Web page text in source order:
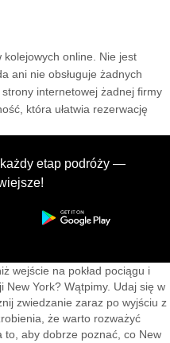
kolejowych online. Nie jest
ani nie obsługuje żadnych
internetowej żadnej firmy
która ułatwia rezerwację
etap podróży —
wejście na pokład pociągu i
New York? Wątpimy. Udaj się w
zwiedzanie zaraz po wyjściu z
że warto rozważyć
to, aby dobrze poznać, co New